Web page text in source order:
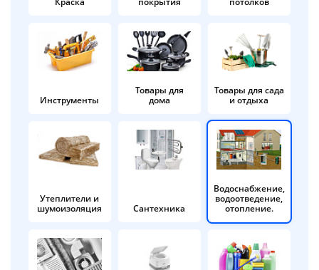
Инструменты
Товары для
дома
Товары для сада
и отдыха
Утеплители и
шумоизоляция
Сантехника
Водоснабжение,
водоотведение,
отопление.
в корзину
Оплачивайте сегодня только
25% картой любого банка
Получайте товар
выбранный способом
Оставшиеся
% будут
по25%каждые 2 недели